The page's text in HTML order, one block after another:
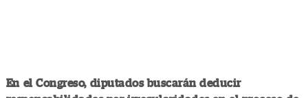
En el Congreso, diputados buscarán deducir